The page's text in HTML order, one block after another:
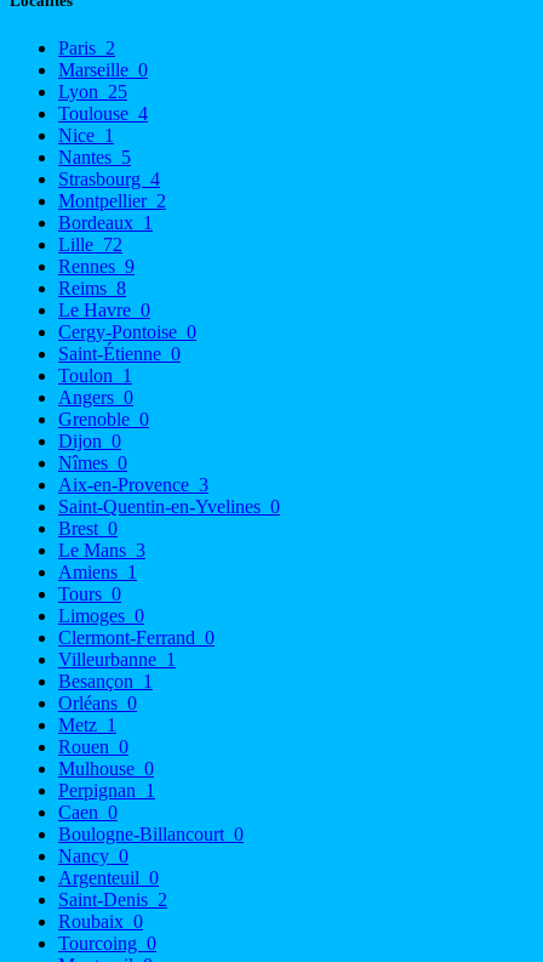
Paris 2
Marseille 0
Lyon 25
Toulouse 4
Nice 1
Nantes 5
Strasbourg 4
Montpellier 2
Bordeaux 1
Lille 72
Rennes 9
Reims 8
Le Havre 0
Cergy-Pontoise 0
Saint-Étienne 0
Toulon 1
Angers 0
Grenoble 0
Dijon 0
Nîmes 0
Aix-en-Provence 3
Saint-Quentin-en-Yvelines 0
Brest 0
Le Mans 3
Amiens 1
Tours 0
Limoges 0
Clermont-Ferrand 0
Villeurbanne 1
Besançon 1
Orléans 0
Metz 1
Rouen 0
Mulhouse 0
Perpignan 1
Caen 0
Boulogne-Billancourt 0
Nancy 0
Argenteuil 0
Saint-Denis 2
Roubaix 0
Tourcoing 0